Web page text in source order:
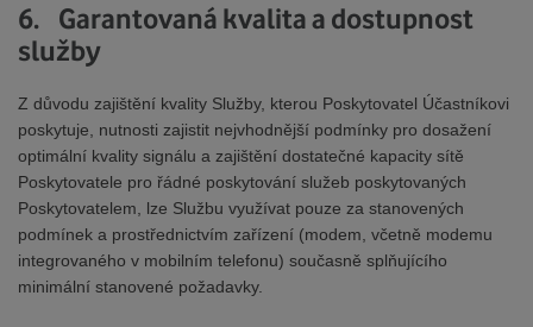
6. Garantovaná kvalita a dostupnost
služby
Z důvodu zajištění kvality Služby, kterou Poskytovatel Účastníkovi
poskytuje, nutnosti zajistit nejvhodnější podmínky pro dosažení
optimální kvality signálu a zajištění dostatečné kapacity sítě
Poskytovatele pro řádné poskytování služeb poskytovaných
Poskytovatelem, lze Službu využívat pouze za stanovených
podmínek a prostřednictvím zařízení (modem, včetně modemu
integrovaného v mobilním telefonu) současně splňujícího
minimální stanovené požadavky.